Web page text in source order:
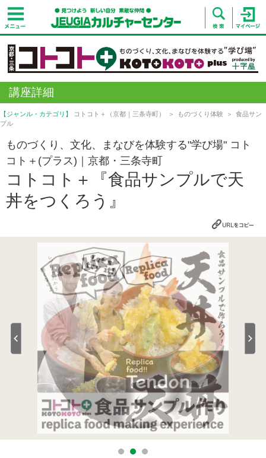
講座詳細
【ジャンル・カテゴリ】 コトコト＋（京都｜三条寺町） ものづくり体験
食品サン
プル
ものづくり、文化、まなびを体験する"学び場" コト
コト＋(プラス)｜京都・三条寺町
コトコト＋『食品サンプルで天
丼をつくろう』